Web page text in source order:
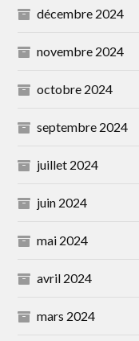
décembre 2024
novembre 2024
octobre 2024
septembre 2024
juillet 2024
juin 2024
mai 2024
avril 2024
mars 2024